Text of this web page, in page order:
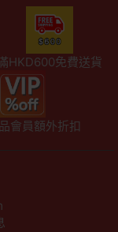
HKD600免費送貨
會員額外折扣